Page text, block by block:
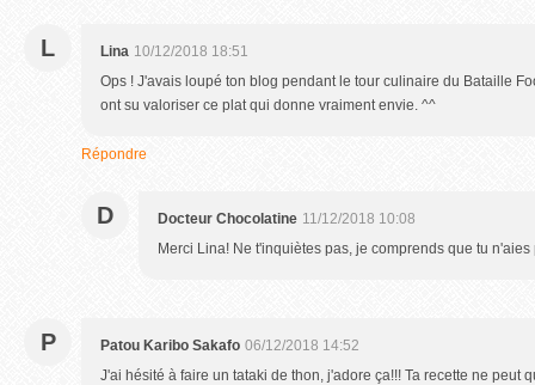
L Lina 10/12/2018 18:51
Ops ! J'avais loupé ton blog pendant le tour culinaire du Bataille
ont su valoriser ce plat qui donne vraiment envie. ^^
Répondre
D Docteur Chocolatine 11/12/2018 10:08
Merci Lina! Ne t'inquiètes pas, je comprends que tu
P Patou Karibo Sakafo 06/12/2018 14:52
J'ai hésité à faire un tataki de thon, j'adore ça!!! Ta recette ne peut